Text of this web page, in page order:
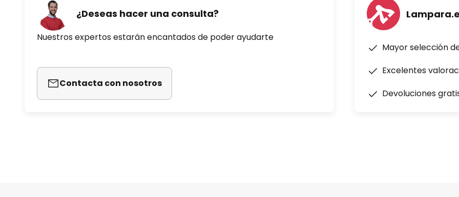
¿Deseas hacer una consulta?
Nuestros expertos estarán encantados de poder ayudarte
Contacta con nosotros
Mayor selección
Excelentes
Devoluciones